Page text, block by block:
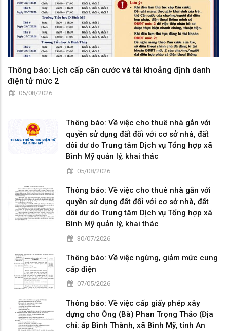
Thông báo: Lịch cấp căn cước và tài khoảng định danh
điện tử mức 2
05/08/2026
Thông báo: Về việc cho thuê nhà gắn với
quyền sử dụng đất đối với cơ sở nhà, đất
dôi dư do Trung tâm Dịch vụ Tổng hợp xã
Bình Mỹ quản lý, khai thác
05/08/2026
Thông báo: Về việc cho thuê nhà gắn với
quyền sử dụng đất đối với cơ sở nhà, đất
dôi dư do Trung tâm Dịch vụ Tổng hợp xã
Bình Mỹ quản lý, khai thác
30/07/2026
Thông báo: Về việc ngừng, giảm mức cung
cấp điện
07/05/2026
Thông báo: Về việc cấp giấy phép xây
dựng cho Ông (Bà) Phan Trọng Thảo (Địa
chỉ: ấp Bình Thành, xã Bình Mỹ, tỉnh An